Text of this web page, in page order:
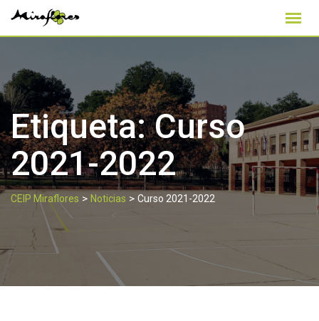
Skip
Etiqueta:Curso
2021-2022
CEIP Miraflores > Noticias > Curso 2021-2022